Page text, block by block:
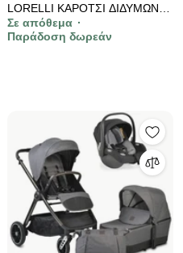
LORELLI ΚΑΡΟΤΣΙ ΔΙΔΥΜΩΝ
DUO GREY 10021542506
Σε απόθεμα
Παράδοση δωρεάν